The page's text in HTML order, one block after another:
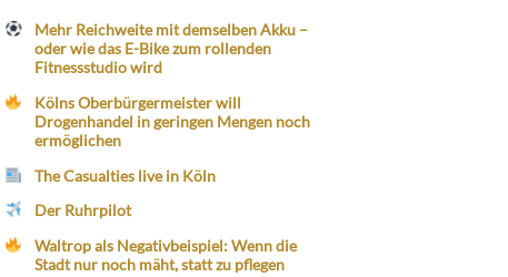
Mehr Reichweite mit demselben Akku –
oder wie das E-Bike zum rollenden
Fitnessstudio wird
Kölns Oberbürgermeister will
Drogenhandel in geringen Mengen noch
ermöglichen
The Casualties live in Köln
Der Ruhrpilot
Waltrop als Negativbeispiel: Wenn die
Stadt nur noch mäht, statt zu pflegen